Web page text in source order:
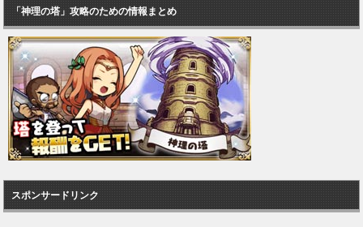
「神理の塔」攻略のための情報まとめ
スポンサードリンク